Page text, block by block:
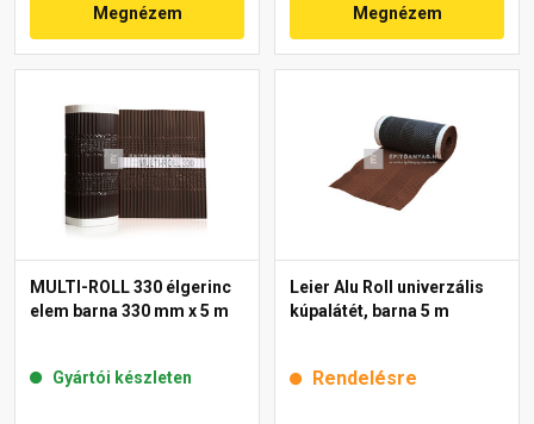
Megnézem Megnézem
MULTI-ROLL 330 élgerinc
elem barna 330 mm x 5 m
Gyártói készleten
Leier Alu Roll univerzális
kúpalátét, barna 5 m
Rendelésre